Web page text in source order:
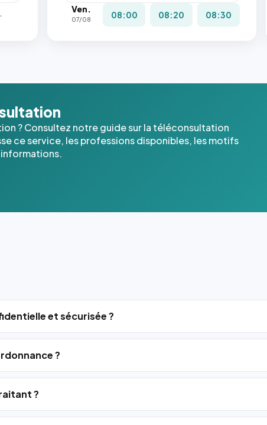
Ven.
07/08 08:00 08:20 08:30
? Consultez notre guide sur la téléconsultation
ce service, les professions disponibles, les motifs
et sécurisée ?
?
?